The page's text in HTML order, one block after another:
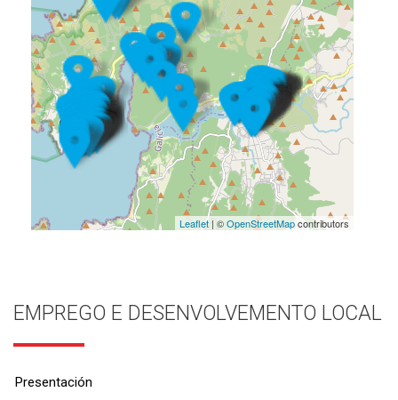
Leaflet| ©OpenStreetMapcontributors
EMPREGO E DESENVOLVEMENTO LOCAL
Presentación